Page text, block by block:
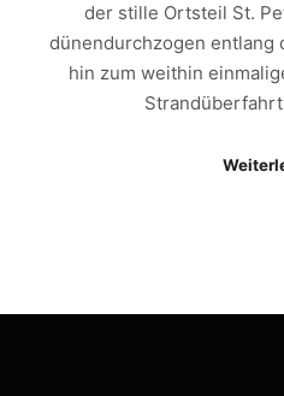
der stille Ortsteil St.
dünendurchzogen entlang
hin zum weithin